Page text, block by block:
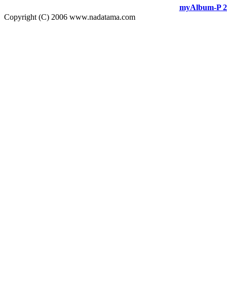
myAlbum-P
Copyright (C) 2006 www.nadatama.com